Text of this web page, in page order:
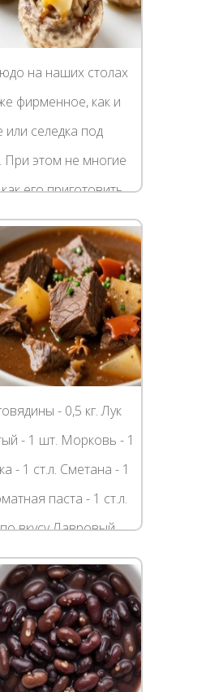
на наших столах
фирменное, как и
или селедка под
При этом не многие
его приготовить.
с нашим
мяса по-
с...
- 0,5 кг. Лук
- 1 шт. Морковь - 1
- 1 ст.л. Сметана - 1
паста - 1 ст.л.
вкусу Лавровый
или 2 шт. Наверняка
помнят данное...